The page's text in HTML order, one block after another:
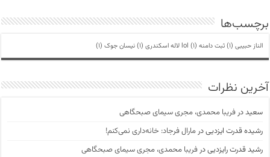
برچسب‌ها
الناز حبیبی (1) ثبت دامنه lol (1) لاله اسکندری (1) نیسان جوک (1)
آخرین نظرات
سعیددرفریبا محمدی، مجری سیمای صبحگاهی
رشیده قدرت ایزدییدرمارال فرجاد: خانه‌داری نمی‌کنم!
رشید قدرت رایزدییدرفریبا محمدی، مجری سیمای صبحگاهی